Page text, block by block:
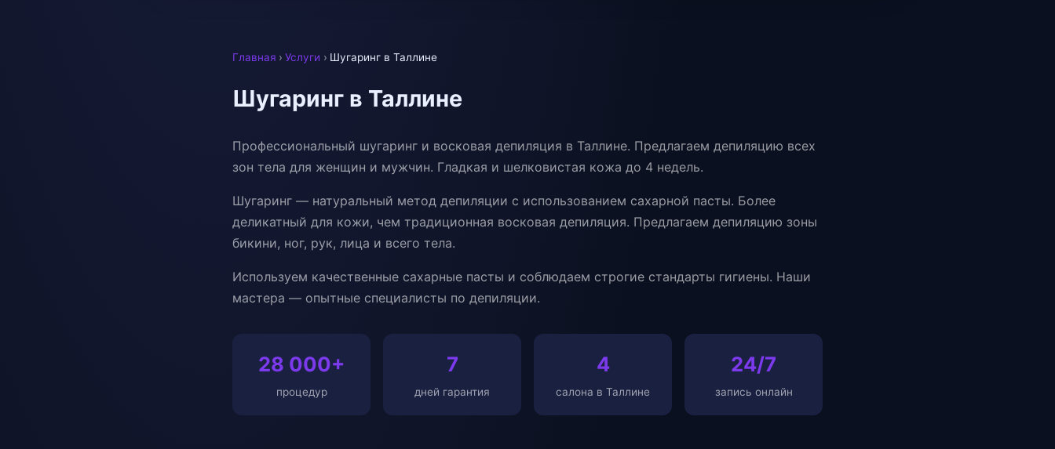
Главная › Услуги › Шугаринг в Таллине
Шугаринг в Таллине
Профессиональный шугаринг и восковая депиляция в Таллине. Предлагаем депиляцию всех
зон тела для женщин и мужчин. Гладкая и шелковистая кожа до 4 недель.
Шугаринг — натуральный метод депиляции с использованием сахарной пасты. Более
деликатный для кожи, чем традиционная восковая депиляция. Предлагаем депиляцию зоны
бикини, ног, рук, лица и всего тела.
Используем качественные сахарные пасты и соблюдаем строгие стандарты гигиены. Наши
мастера — опытные специалисты по депиляции.
28 000+
процедур
7
дней гарантия
4
салона в Таллине
24/7
запись онлайн